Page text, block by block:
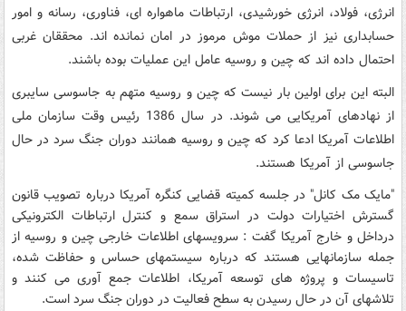
انرژی، فولاد، انرژی خورشیدی، ارتباطات ماهواره ای، فناوری، رسانه و امور
حسابداری نیز از حملات موش مرموز در امان نمانده اند. محققان غربی
احتمال داده اند که چین و روسیه عامل این عملیات بوده باشند.
البته این برای اولین بار نیست که چین و روسیه متهم به جاسوسی سایبری
از نهادهای آمریکایی می شوند. در سال 1386 رئیس وقت سازمان ملی
اطلاعات آمریکا ادعا کرد که چین و روسیه همانند دوران جنگ سرد در حال
جاسوسی از آمریکا هستند.
"مایک مک کانل" در جلسه کمیته قضایی کنگره آمریکا درباره تصویب قانون
گسترش اختیارات دولت در استراق سمع و کنترل ارتباطات الکترونیکی
درداخل و خارج آمریکا گفت : سرویسهای اطلاعات خارجی چین و روسیه از
جمله سازمانهایی هستند که درباره سیستمهای حساس و حفاظت شده،
تاسیسات و پروژه های توسعه آمریکا، اطلاعات جمع آوری می کنند و
تلاشهای آن در حال رسیدن به سطح فعالیت در دوران جنگ سرد است.